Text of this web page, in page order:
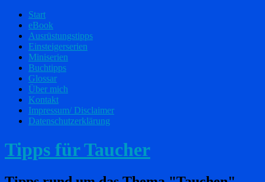
Start
eBook
Ausrüstungstipps
Einsteigerserien
Miniserien
Buchtipps
Glossar
Über mich
Kontakt
Impressum/ Disclaimer
Datenschutzerklärung
Tipps für Taucher